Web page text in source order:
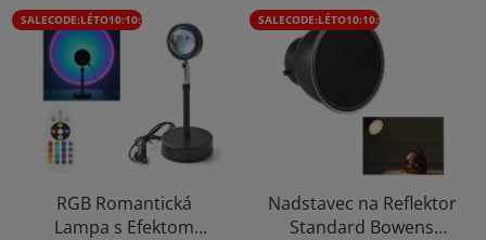
SALECODE:LÉTO10:10:%
RGB Romantická
Lampa s Efektom
SALECODE:LÉTO10:10:%
Nadstavec na Reflektor
Standard Bowens